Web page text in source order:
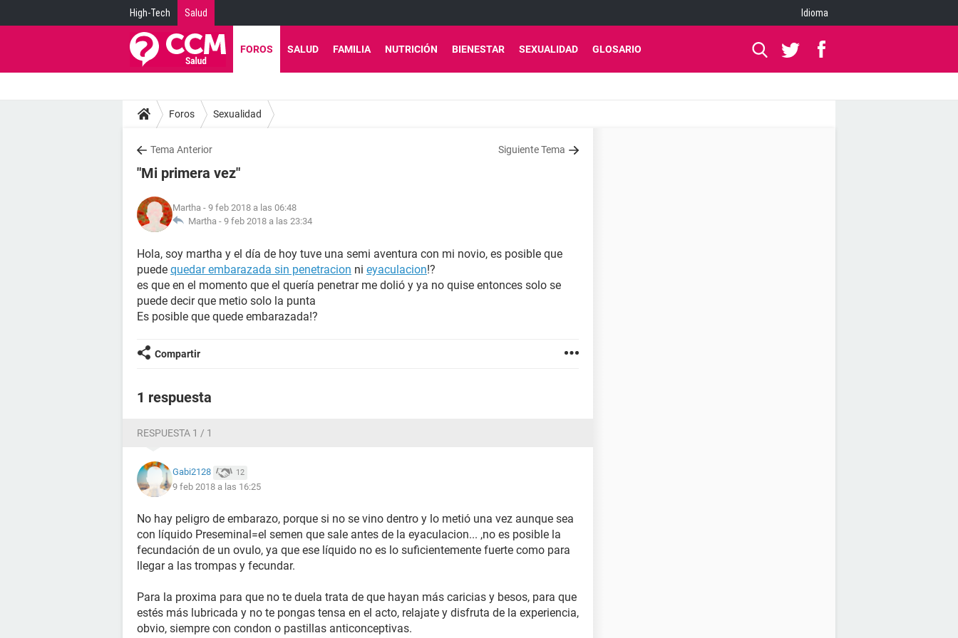
High-Tech Salud Idioma
FOROS SALUD FAMILIA NUTRICIÓN BIENESTAR SEXUALIDAD GLOSARIO
Foros Sexualidad
Tema Anterior Siguiente Tema
"Mi primera vez"
Martha - 9 feb 2018 a las 06:48
Martha - 9 feb 2018 a las 23:34
Hola, soy martha y el día de hoy tuve una semi aventura con mi novio, es posible que
puede quedar embarazada sin penetracion ni eyaculacion!?
es que en el momento que el quería penetrar me dolió y ya no quise entonces solo se
puede decir que metio solo la punta
Es posible que quede embarazada!?
Compartir
1 respuesta
RESPUESTA 1 / 1
Gabi2128 12
9 feb 2018 a las 16:25
No hay peligro de embarazo, porque si no se vino dentro y lo metió una vez aunque sea
con líquido Preseminal=el semen que sale antes de la eyaculacion... ,no es posible la
fecundación de un ovulo, ya que ese líquido no es lo suficientemente fuerte como para
llegar a las trompas y fecundar.
Para la proxima para que no te duela trata de que hayan más caricias y besos, para que
estés más lubricada y no te pongas tensa en el acto, relajate y disfruta de la experiencia,
obvio, siempre con condon o pastillas anticonceptivas.